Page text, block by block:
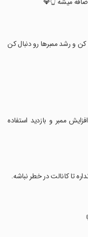
و رشد ممبرها رو دنبال کن
ممبر و بازدید استفاده
تا کانالت در خطر نباشه.